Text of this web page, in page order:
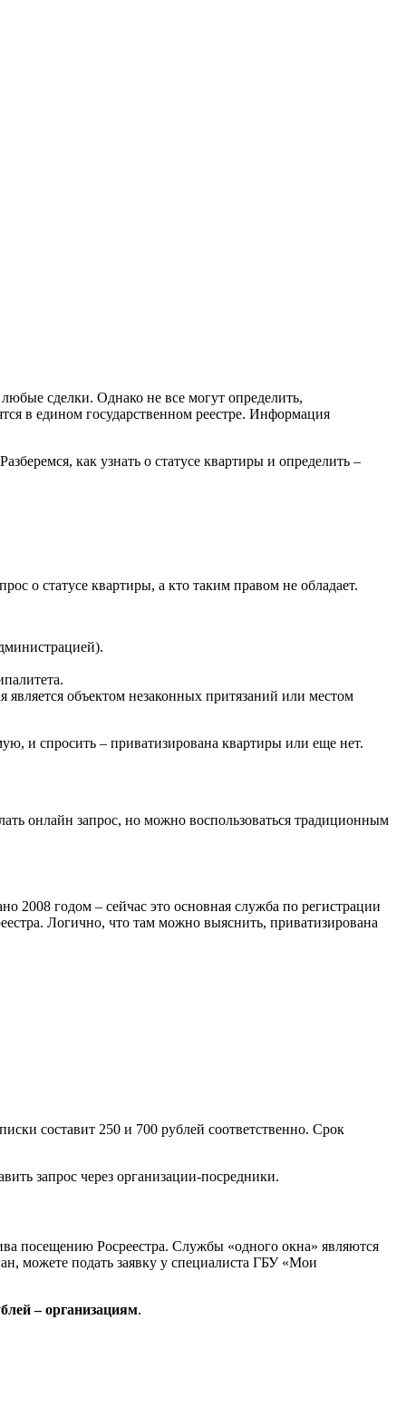
сделки. Однако не все могут определить,
в едином государственном реестре. Информация
как узнать о статусе квартиры и определить –
о статусе квартиры, а кто таким правом не обладает.
объектом незаконных притязаний или местом
и спросить – приватизирована квартиры или еще нет.
онлайн запрос, но можно воспользоваться традиционным
2008 годом – сейчас это основная служба по регистрации
Логично, что там можно выяснить, приватизирована
составит 250 и 700 рублей соответственно. Срок
запрос через организации-посредники.
посещению Росреестра. Службы «одного окна» являются
можете подать заявку у специалиста ГБУ «Мои
– организациям.